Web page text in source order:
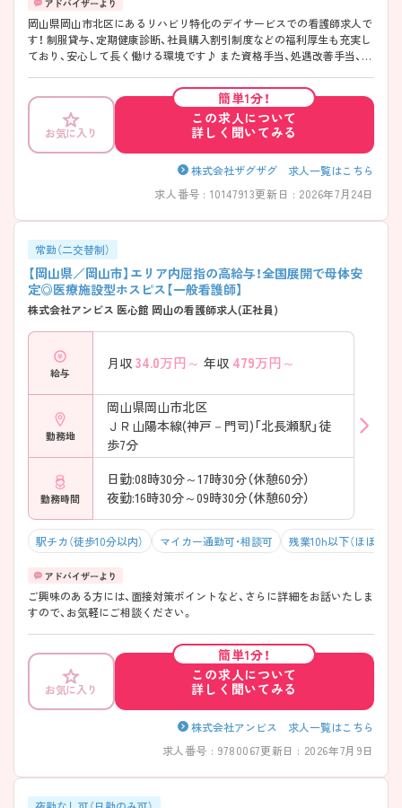
岡山県岡山市北区にあるリハビリ特化のデイサービスでの看護師求人で
す！ 制服貸与、定期健康診断、社員購入割引制度などの福利厚生も充実し
ており、安心して長く働ける環境です♪ また資格手当、処遇改善手当、職
安心です◎ ご興味がある方はご面接のポイントをお伝えしますので、お
気軽にお問い合わせください！
お気に入り
簡単1分！
この求人について
詳しく聞いてみる
株式会社ザグザグ 求人一覧はこちら
求人番号 : 10147913更新日 : 2026年7月24日
常勤（二交替制）
【岡山県／岡山市】エリア内屈指の高給与！全国展開で母体安
定◎医療施設型ホスピス【一般看護師】
株式会社アンビス 医心館 岡山の看護師求人(正社員)
給与
月収 34.0万円～ 年収 479万円～
勤務地
岡山県岡山市北区
ＪＲ山陽本線(神戸－門司)「北長瀬駅」徒
歩7分
勤務時間
日勤:08時30分～17時30分（休憩60分）
夜勤:16時30分～09時30分（休憩60分）
駅チカ（徒歩10分以内） マイカー通勤可・相談可 残業10h以下（ほぼなし）
ご興味のある方には、面接対策ポイントなど、さらに詳細をお話いたしま
すので、お気軽にご相談ください。
お気に入り
簡単1分！
この求人について
詳しく聞いてみる
株式会社アンビス 求人一覧はこちら
求人番号 : 9780067更新日 : 2026年7月9日